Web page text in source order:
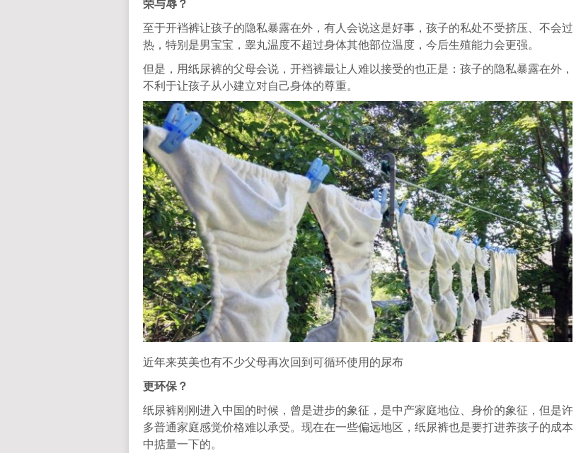
荣与辱？
至于开裆裤让孩子的隐私暴露在外，有人会说这是好事，孩子的私处不受挤压、不会过
热，特别是男宝宝，睾丸温度不超过身体其他部位温度，今后生殖能力会更强。
但是，用纸尿裤的父母会说，开裆裤最让人难以接受的也正是：孩子的隐私暴露在外，
不利于让孩子从小建立对自己身体的尊重。
近年来英美也有不少父母再次回到可循环使用的尿布
更环保？
纸尿裤刚刚进入中国的时候，曾是进步的象征，是中产家庭地位、身价的象征，但是许
多普通家庭感觉价格难以承受。现在在一些偏远地区，纸尿裤也是要打进养孩子的成本
中掂量一下的。